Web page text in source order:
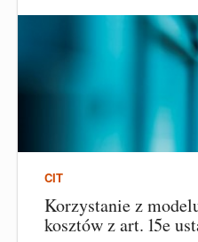
CIT
Korzystanie z
kosztów z art. 15e